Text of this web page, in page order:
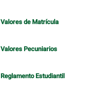
Valores de Matrícula
Valores Pecuniarios
Reglamento Estudiantil